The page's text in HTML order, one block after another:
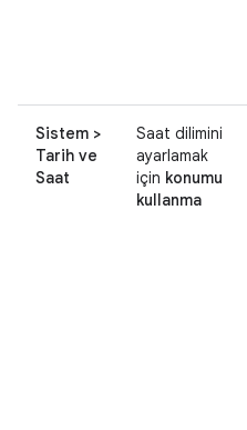
Sistem >
Tarih ve
Saat
Saat dilimini
ayarlamak
için konumu
kullanma